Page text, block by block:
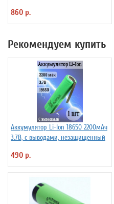
860 р.
Рекомендуем купить
Аккумулятор Li-Ion 18650 2200мАч
3.7В, с выводами, незащищенный
490 р.